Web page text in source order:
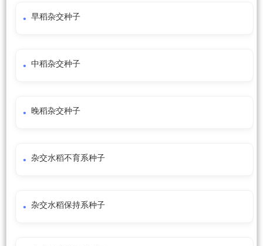
早稻杂交种子
中稻杂交种子
晚稻杂交种子
杂交水稻不育系种子
杂交水稻保持系种子